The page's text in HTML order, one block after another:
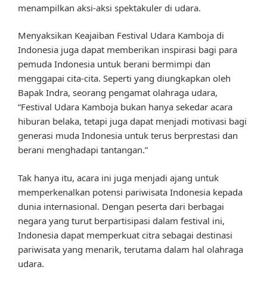
menampilkan aksi-aksi spektakuler di udara.
Menyaksikan Keajaiban Festival Udara Kamboja di
Indonesia juga dapat memberikan inspirasi bagi para
pemuda Indonesia untuk berani bermimpi dan
menggapai cita-cita. Seperti yang diungkapkan oleh
Bapak Indra, seorang pengamat olahraga udara,
“Festival Udara Kamboja bukan hanya sekedar acara
hiburan belaka, tetapi juga dapat menjadi motivasi bagi
generasi muda Indonesia untuk terus berprestasi dan
berani menghadapi tantangan.”
Tak hanya itu, acara ini juga menjadi ajang untuk
memperkenalkan potensi pariwisata Indonesia kepada
dunia internasional. Dengan peserta dari berbagai
negara yang turut berpartisipasi dalam festival ini,
Indonesia dapat memperkuat citra sebagai destinasi
pariwisata yang menarik, terutama dalam hal olahraga
udara.